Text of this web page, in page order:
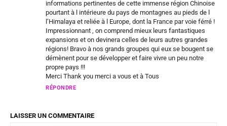
informations pertinentes de cette immense région Chinoise
pourtant à l intérieure du pays de montagnes au pieds de l
l’Himalaya et reliée à l Europe, dont la France par voie férré !
Impressionnant , on comprend mieux leurs fantastiques
expansions et on devinera celles de leurs autres grandes
régions! Bravo à nos grands groupes qui eux se bougent se
démènent pour se développer et faire vivre un peu notre
propre pays !!!
Merci Thank you merci a vous et à Tous
RÉPONDRE
LAISSER UN COMMENTAIRE